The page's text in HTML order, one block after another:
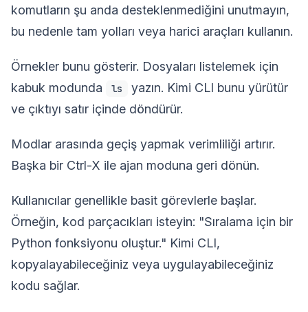
komutların şu anda desteklenmediğini unutmayın,
bu nedenle tam yolları veya harici araçları kullanın.
Örnekler bunu gösterir. Dosyaları listelemek için
kabuk modunda
ls
yazın. Kimi CLI bunu yürütür
ve çıktıyı satır içinde döndürür.
Modlar arasında geçiş yapmak verimliliği artırır.
Başka bir Ctrl-X ile ajan moduna geri dönün.
Kullanıcılar genellikle basit görevlerle başlar.
Örneğin, kod parçacıkları isteyin: "Sıralama için bir
Python fonksiyonu oluştur." Kimi CLI,
kopyalayabileceğiniz veya uygulayabileceğiniz
kodu sağlar.